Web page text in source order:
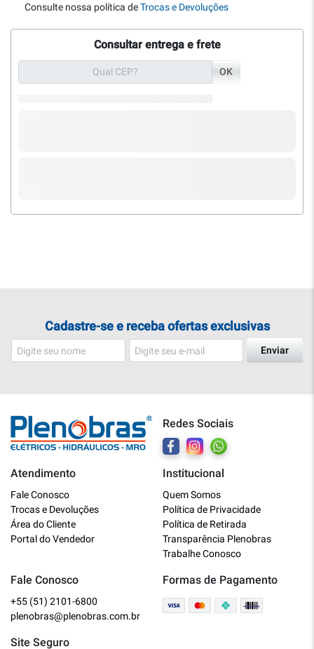
Consulte nossa política deTrocas e Devoluções
Consultar entrega e frete
OK
Cadastre-se e receba ofertas exclusivas
Enviar
Redes Sociais
Atendimento
Fale Conosco
Trocas e Devoluções
Área do Cliente
Portal do Vendedor
Institucional
Quem Somos
Política de Privacidade
Política de Retirada
Transparência Plenobras
Trabalhe Conosco
Fale Conosco
+55 (51) 2101-6800
plenobras@plenobras.com.br
Formas de Pagamento
Site Seguro
Online
Bem vindo a Plenobras! Aqui você
encontra toda a linha de materiais
O que você deseja?